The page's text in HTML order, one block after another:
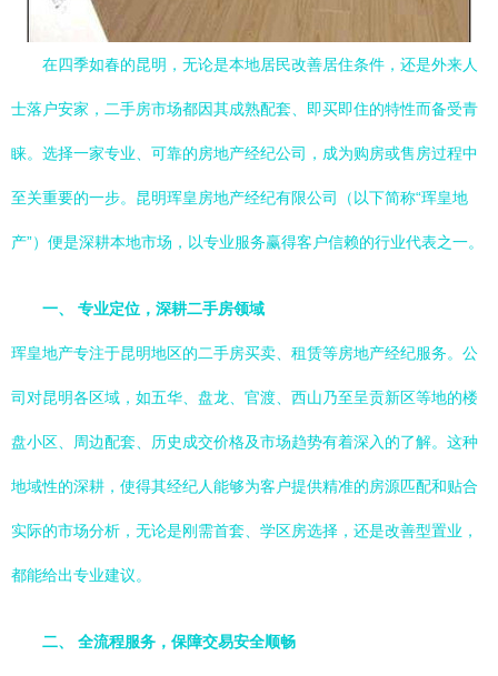
在四季如春的昆明，无论是本地居民改善居住条件，还是外来人
士落户安家，二手房市场都因其成熟配套、即买即住的特性而备受青
睐。选择一家专业、可靠的房地产经纪公司，成为购房或售房过程中
至关重要的一步。昆明珲皇房地产经纪有限公司（以下简称“珲皇地
产”）便是深耕本地市场，以专业服务赢得客户信赖的行业代表之一。
一、 专业定位，深耕二手房领域
珲皇地产专注于昆明地区的二手房买卖、租赁等房地产经纪服务。公
司对昆明各区域，如五华、盘龙、官渡、西山乃至呈贡新区等地的楼
盘小区、周边配套、历史成交价格及市场趋势有着深入的了解。这种
地域性的深耕，使得其经纪人能够为客户提供精准的房源匹配和贴合
实际的市场分析，无论是刚需首套、学区房选择，还是改善型置业，
都能给出专业建议。
二、 全流程服务，保障交易安全顺畅